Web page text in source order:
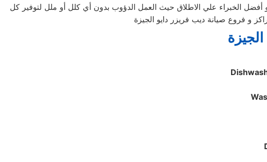
الخبراء علي الاطلاق حيث العمل الدؤوب بدون أي كلل أو ملل لتوفير كل
و فروع صيانة ديب فريزر دايو الجيزة